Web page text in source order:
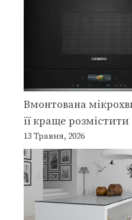
Вмонтована
її краще розмістити
13 Травня, 2026